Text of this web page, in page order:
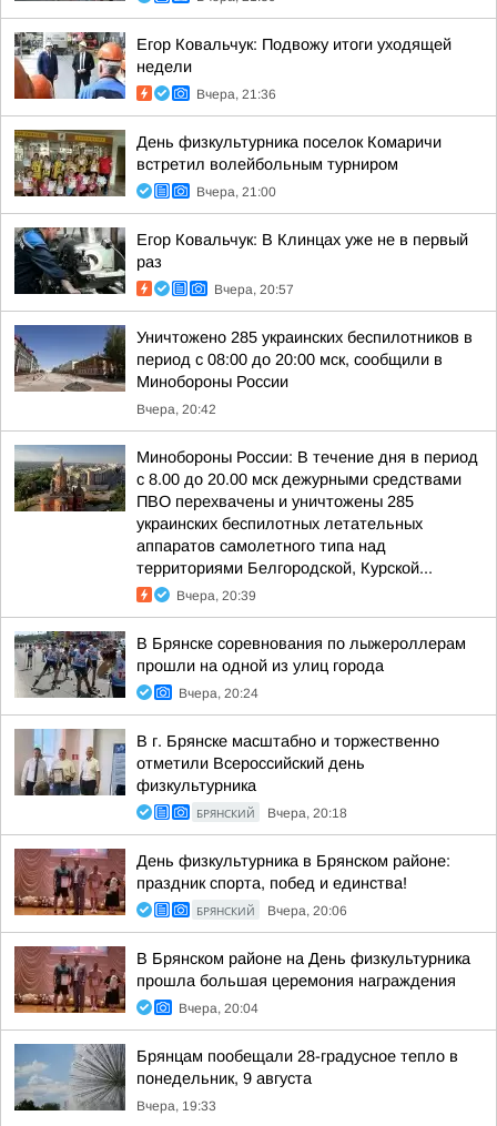
Егор Ковальчук: Подвожу итоги уходящей
недели
Вчера, 21:36
День физкультурника поселок Комаричи
встретил волейбольным турниром
Вчера, 21:00
Егор Ковальчук: В Клинцах уже не в первый
раз
Вчера, 20:57
Уничтожено 285 украинских беспилотников в
период с 08:00 до 20:00 мск, сообщили в
Минобороны России
Вчера, 20:42
Минобороны России: В течение дня в период
с 8.00 до 20.00 мск дежурными средствами
ПВО перехвачены и уничтожены 285
украинских беспилотных летательных
аппаратов самолетного типа над
территориями Белгородской, Курской...
Вчера, 20:39
В Брянске соревнования по лыжероллерам
прошли на одной из улиц города
Вчера, 20:24
В г. Брянске масштабно и торжественно
отметили Всероссийский день
физкультурника
БРЯНСКИЙ Вчера, 20:18
День физкультурника в Брянском районе:
праздник спорта, побед и единства!
БРЯНСКИЙ Вчера, 20:06
В Брянском районе на День физкультурника
прошла большая церемония награждения
Вчера, 20:04
Брянцам пообещали 28-градусное тепло в
понедельник, 9 августа
Вчера, 19:33